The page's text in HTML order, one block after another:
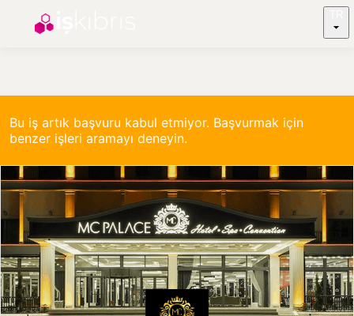
Bu iş artık başvuru kabul etmiyor. Başvurmak için
benzer işleri aramayı deneyin.